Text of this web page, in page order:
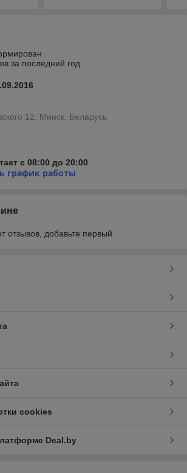
за последний год
12, Минск, Беларусь
с 08:00 до 20:00
график работы
отзывов, добавьте первый
cookies
Deal.by